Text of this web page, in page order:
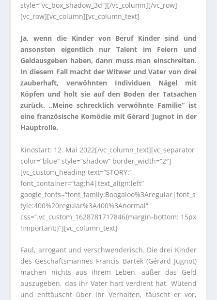
style=“vc_box_shadow_3d“][/vc_column][/vc_row]
[vc_row][vc_column][vc_column_text]
Ja, wenn die Kinder von Beruf Kinder sind und
ansonsten eigentlich nur Talent im Feiern und
Geldausgeben haben, dann muss man einschreiten.
In diesem Fall macht der Witwer und Vater von drei
zauberhaft, verwöhnten Individuen Nägel mit
Köpfen und holt sie auf den Boden der Tatsachen
zurück. „Meine schrecklich verwöhnte Familie“ ist
eine französische Komödie mit Gérard Jugnot in der
Hauptrolle.
Kinostart: 12. Mai 2022[/vc_column_text][vc_separator
color=“blue“ style=“shadow“ border_width=“2″]
[vc_custom_heading text=“STORY:“
font_container=“tag:h4|text_align:left“
google_fonts=“font_family:Boogaloo%3Aregular|font_s
tyle:400%20regular%3A400%3Anormal“
css=“.vc_custom_1628781717846{margin-bottom: 15px
!important;}“][vc_column_text]
Faul, arrogant und verschwenderisch. Die drei Kinder
des Geschäftsmannes Francis Bartek (Gérard Jugnot)
machen nichts aus ihrem Leben, außer das Geld
auszugeben, das ihr Vater hart verdient hat. Wütend
und enttäuscht über ihr Verhalten, täuscht er vor,